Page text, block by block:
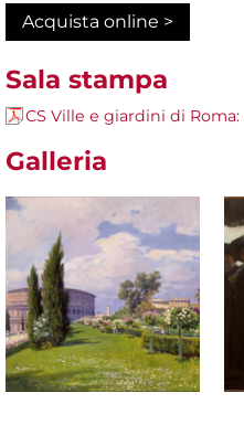
Acquista online >
Sala stampa
CS Ville e giardini di
Galleria